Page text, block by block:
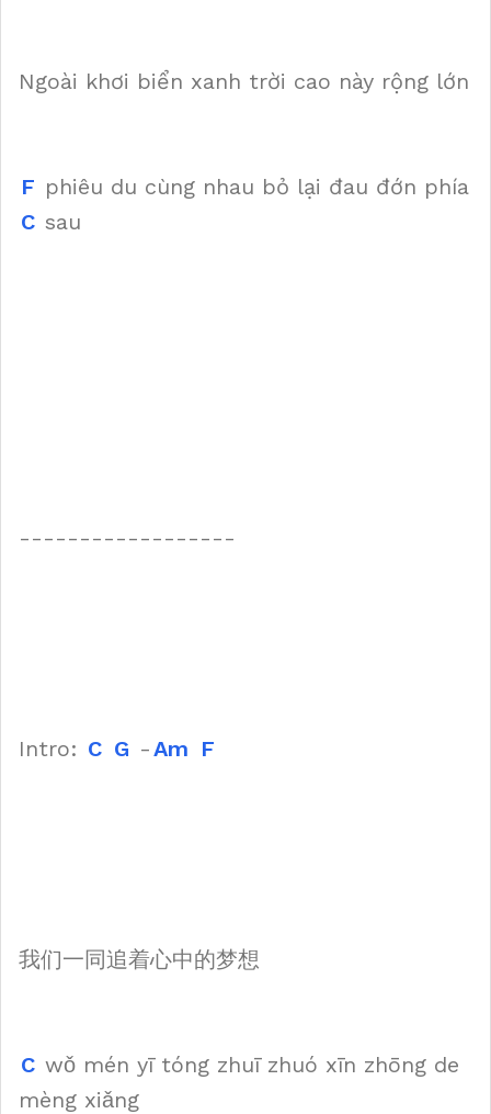
Ngoài khơi biển xanh trời cao này rộng lớn
F phiêu du cùng nhau bỏ lại đau đớn phía
C sau
------------------
Intro: C G -Am F
我们一同追着心中的梦想
C wǒ mén yī tóng zhuī zhuó xīn zhōng de
mèng xiǎng